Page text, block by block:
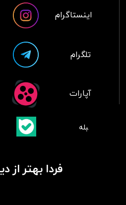
فردا بهتر از
آپارات
تلگرام
اینستاگرام
​بلبله​​​​​​​بله